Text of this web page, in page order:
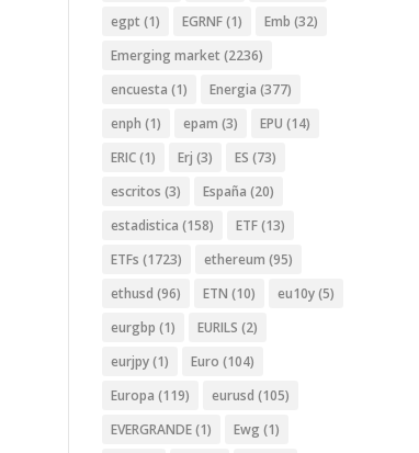
egpt (1) EGRNF(1) Emb (32)
Emerging market (2236)
encuesta (1) Energia (377)
enph (1) epam (3) EPU (14)
ERIC(1) Erj (3) ES (73)
escritos (3) España (20)
estadistica (158) ETF(13)
ETFs (1723) ethereum (95)
ethusd (96) ETN (10) eu10y(5)
eurgbp (1) EURILS (2)
eurjpy(1) Euro (104)
Europa (119) eurusd (105)
EVERGRANDE(1) Ewg (1)